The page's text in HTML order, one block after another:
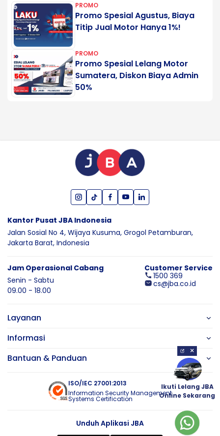
PROMO
Promo Spesial Agustus, Biaya
Titip Jual Motor Hanya 1%!
PROMO
Promo Spesial Lelang Motor
Sumatera, Diskon Biaya Admin
50%
Kantor Pusat JBA Indonesia
Jalan Sosial No 4, Wijaya Kusuma, Grogol Petamburan,
Jakarta Barat, Indonesia
Jam Operasional Cabang
Senin - Sabtu
09.00 - 18.00
Customer Service
1500 369
cs@jba.co.id
Layanan
Informasi
Bantuan & Panduan
ISO/IEC 27001:2013
Information Security Management
Systems Certification
Unduh Aplikasi JBA
×
Ikuti Lelang JBA
Online Sekarang